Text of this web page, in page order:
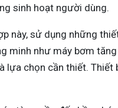
sinh hoạt người dùng.
này, sử dụng những
minh như máy bơm tăng
lựa chọn cần thiết. Thiết